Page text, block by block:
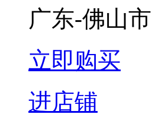
广东-佛山市
立即购买
进店铺